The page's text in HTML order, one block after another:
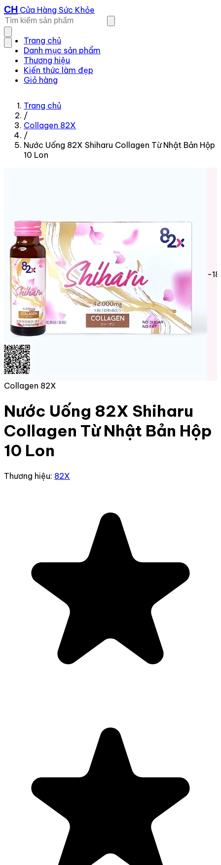
CH Cửa Hàng Sức Khỏe
Trang chủ
Danh mục sản phẩm
Thương hiệu
Kiến thức làm đẹp
Giỏ hàng
Trang chủ
/
Collagen 82X
/
Nước Uống 82X Shiharu Collagen Từ Nhật Bản Hộp
10 Lon
-
Collagen 82X
Nước Uống 82X Shiharu
Collagen Từ Nhật Bản Hộp
10 Lon
Thương hiệu: 82X